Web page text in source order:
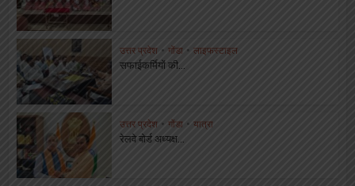
उत्तर प्रदेश • गोंडा • लाइफस्टाइल
सफाईकर्मियों की...
उत्तर प्रदेश • गोंडा • यात्रा
रेलवे बोर्ड अध्यक्ष...